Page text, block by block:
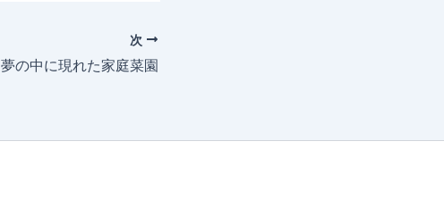
次
夢の中に現れた家庭菜園